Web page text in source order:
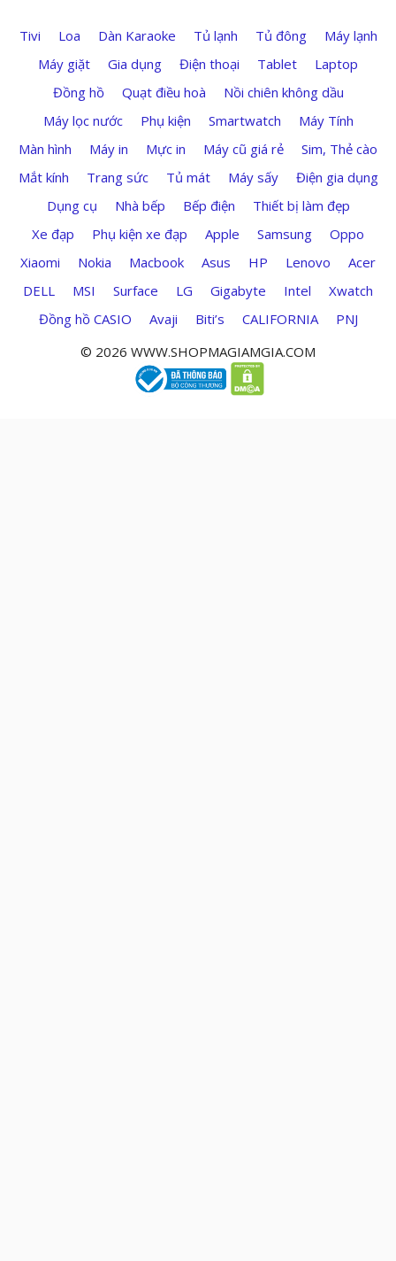
Tivi Loa Dàn Karaoke Tủ lạnh Tủ đông
Máy lạnh
Máy giặt
Gia dụng Điện thoại Tablet
Laptop
Đồng hồ
Quạt điều hoà
Nồi chiên không dầu
Máy lọc nước
Phụ kiện Smartwatch
Máy Tính
Màn hình
Máy in Mực in Máy cũ giá rẻ
Sim, Thẻ cào
Mắt kính
Trang sức Tủ mát Máy sấy
Điện gia dụng
Dụng cụ
Nhà bếp Bếp điện
Thiết bị làm đẹp
Xe đạp
Phụ kiện xe đạp Apple Samsung
Oppo
Xiaomi
Nokia Macbook Asus HP Lenovo
Acer
DELL
MSI Surface LG Gigabyte Intel
Xwatch
Đồng hồ CASIO
Avaji Biti’s CALIFORNIA
PNJ
© 2026 WWW.SHOPMAGIAMGIA.COM